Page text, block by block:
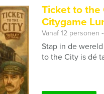
Ticket to the
Citygame
Vanaf 12 personen
Stap in de
to the City is dé